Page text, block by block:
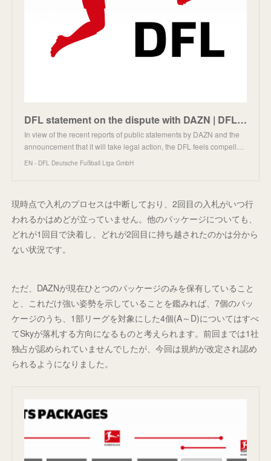
DFL statement on the dispute with DAZN | DFL Deutsche Fußball Liga
In view of the recent reports of public statements by DAZN and the
announcement that it will take legal action, the DFL feels compell…
EN - DFL Deutsche Fußball Liga GmbH
現時点で入札のプロセスは中断しており、2回目の入札がいつ行
われるかはめどが立っていません。他のパッケージについても、
どれが1回目で決着し、どれが2回目に持ち越されたのかは分から
ない状況です。
ただ、DAZNが現在ひとつのパッケージのみを保有していること
と、これだけ強い姿勢を示していることを鑑みれば、7個のパッ
ケージのうち、1部リーグを対象にした4個(A～D)についてはすべ
てSkyが落札する方向になるものと考えられます。前回までは1社
独占が認められていませんでしたが、今回は規約が改定され認め
られるようになりました。